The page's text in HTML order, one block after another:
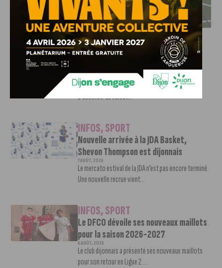
DFCO : RENCONTRE AVEC PIERRE-HENRI DEBALLON,
L’ARTISAN DE LA MONTÉE EN LIGUE 2
INFOS,SPORT
DFCO : Rencontre avec Pierre-Henri
Deballon, l’artisan de la montée en
Ligue 2
7 AOÛT, 2026
Le DFCO est de retour en Ligue 2 après trois ans
d’absence. La saison...
INFOS,SPORT
Nouvelle arrivée à la JDA Basket,
Shevon Thompson est dijonnais
7 AOÛT, 2026
Le mercato estival de la JDA n’est pas encore terminé.
Une nouvelle recrue vient...
INFOS,SPORT
Le DFCO dévoile ses nouveaux maillots
pour la saison 2026-2027
6 AOÛT, 2026
Le club dijonnais a présenté ses nouveaux maillots
pour son retour en Ligue 2....